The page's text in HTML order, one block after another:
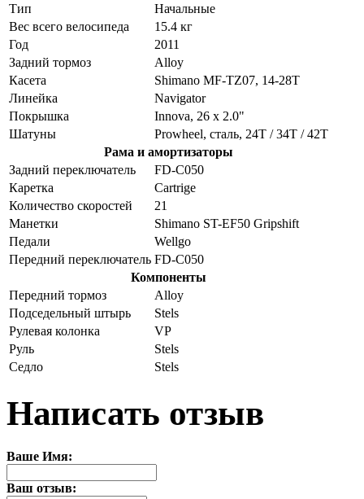
Tип
Начальные
Вес всего велосипеда
15.4 кг
Год
2011
Задний тормоз
Alloy
Касета
Shimano MF-TZ07, 14-28T
Линейка
Navigator
Покрышка
Innova, 26 x 2.0"
Шатуны
Prowheel, сталь, 24Т / 34Т / 42Т
Рама и амортизаторы
Задний переключатель
FD-C050
Каретка
Cartrige
Количество скоростей
21
Манетки
Shimano ST-EF50 Gripshift
Педали
Wellgo
Передний переключатель FD-C050
Компоненты
Передний тормоз
Alloy
Подседельный штырь
Stels
Рулевая колонка
VP
Руль
Stels
Седло
Stels
Написать отзыв
Ваше Имя:
Ваш отзыв: